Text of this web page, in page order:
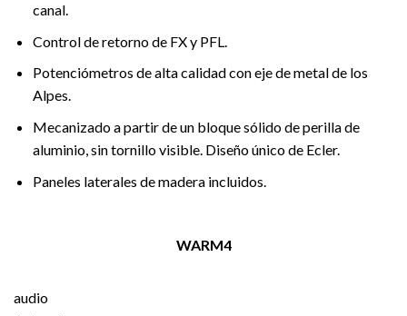
canal.
Control de retorno de FX y PFL.
Potenciómetros de alta calidad con eje de metal de los
Alpes.
Mecanizado a partir de un bloque sólido de perilla de
aluminio, sin tornillo visible. Diseño único de Ecler.
Paneles laterales de madera incluidos.
WARM4
audio